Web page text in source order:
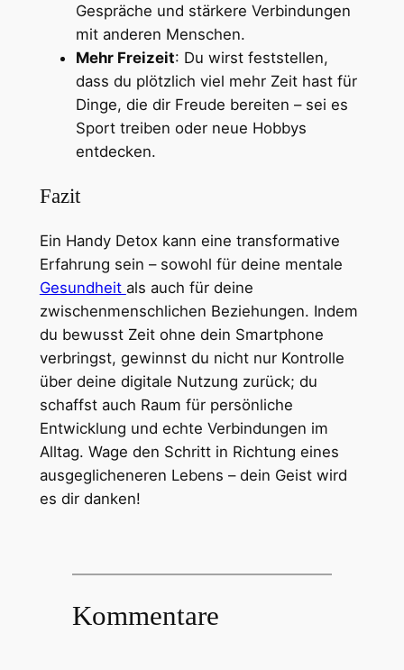
Gespräche und stärkere Verbindungen
mit anderen Menschen.
Mehr Freizeit: Du wirst feststellen,
dass du plötzlich viel mehr Zeit hast für
Dinge, die dir Freude bereiten – sei es
Sport treiben oder neue Hobbys
entdecken.
Fazit
Ein Handy Detox kann eine transformative
Erfahrung sein – sowohl für deine mentale
Gesundheit als auch für deine
zwischenmenschlichen Beziehungen. Indem
du bewusst Zeit ohne dein Smartphone
verbringst, gewinnst du nicht nur Kontrolle
über deine digitale Nutzung zurück; du
schaffst auch Raum für persönliche
Entwicklung und echte Verbindungen im
Alltag. Wage den Schritt in Richtung eines
ausgeglicheneren Lebens – dein Geist wird
es dir danken!
Kommentare